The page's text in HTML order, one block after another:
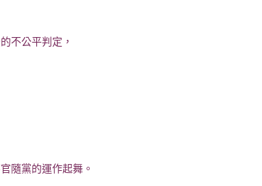
不公平判定，
隨黨的運作起舞。